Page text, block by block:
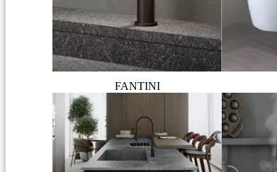
FANTINI